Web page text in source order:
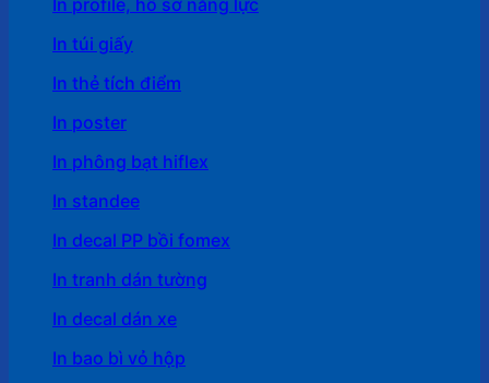
In túi giấy
In thẻ tích điểm
In poster
In phông bạt hiflex
In standee
In decal PP bồi fomex
In tranh dán tường
In decal dán xe
In bao bì vỏ hộp